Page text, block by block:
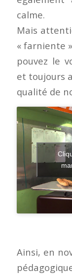
calme.
Mais
« farniente
pouvez le
et toujours
qualité de
Ainsi, en